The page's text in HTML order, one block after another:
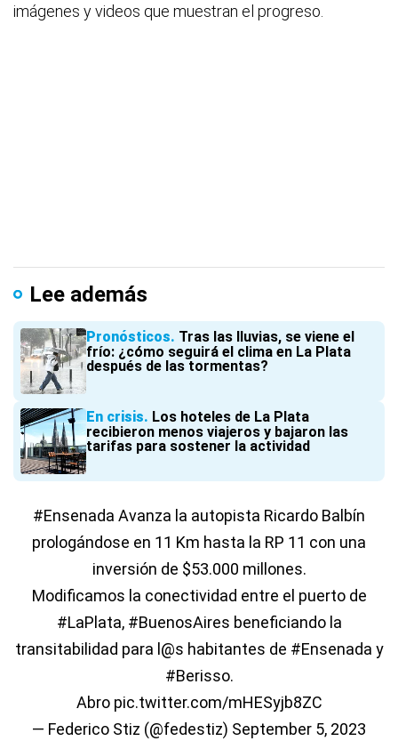
imágenes y videos que muestran el progreso.
Lee además
Pronósticos Tras las lluvias, se viene el
frío: ¿cómo seguirá el clima en La Plata
después de las tormentas?
En crisis Los hoteles de La Plata
recibieron menos viajeros y bajaron las
tarifas para sostener la actividad
#Ensenada Avanza la autopista Ricardo Balbín
prologándose en 11 Km hasta la RP 11 con una
inversión de $53.000 millones.
Modificamos la conectividad entre el puerto de
#LaPlata, #BuenosAires beneficiando la
transitabilidad para l@s habitantes de #Ensenada y
#Berisso.
Abro pic.twitter.com/mHESyjb8ZC
— Federico Stiz (@fedestiz) September 5, 2023